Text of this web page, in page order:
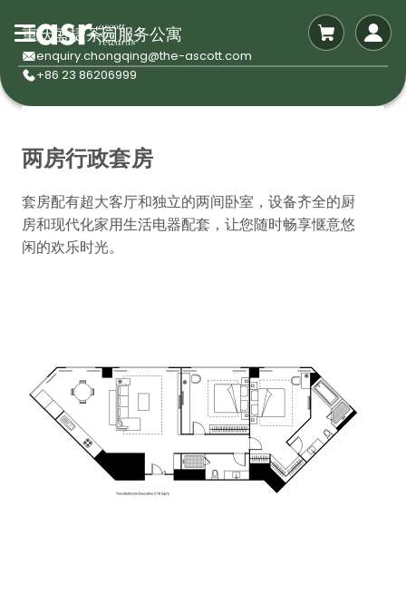
重庆盛捷茶园服务公寓
enquiry.chongqing@the-ascott.com
+86 23 86206999
两房行政套房
套房配有超大客厅和独立的两间卧室，设备齐全的厨
房和现代化家用生活电器配套，让您随时畅享惬意悠
闲的欢乐时光。